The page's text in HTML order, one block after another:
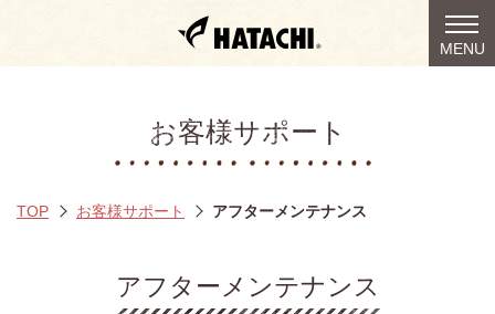
MENU
お客様サポート
TOP お客様サポート アフターメンテナンス
アフターメンテナンス